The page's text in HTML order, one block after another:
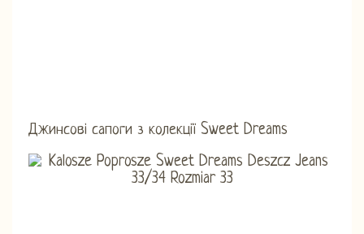
Джинсові сапоги з колекції Sweet Dreams